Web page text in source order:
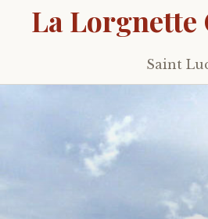
La Lorgnette
Skip
to
Saint